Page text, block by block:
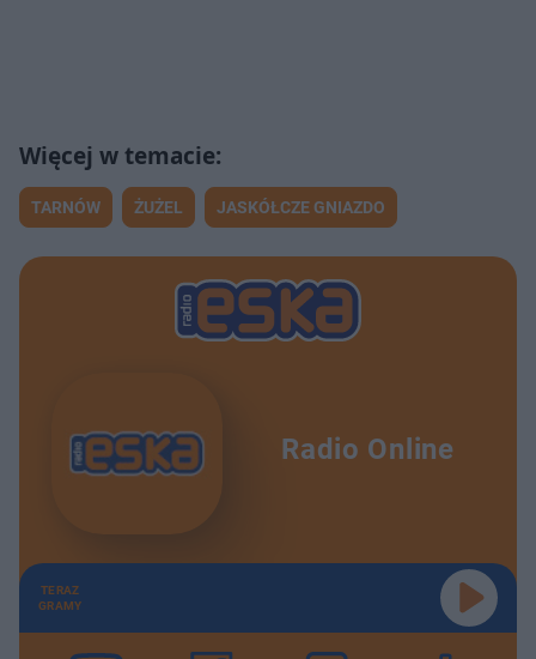
TARNÓW ŻUŻEL JASKÓŁCZE GNIAZDO
Radio Online
TERAZ
GRAMY